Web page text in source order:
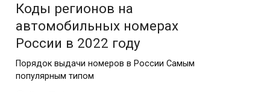
Коды регионов на
автомобильных номерах
России в 2022 году
Порядок выдачи номеров в России Самым
популярным типом